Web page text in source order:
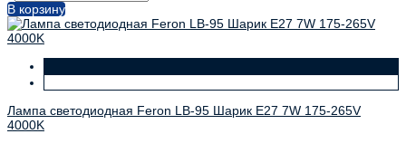
В корзину
Лампа светодиодная Feron LB-95 Шарик E27 7W 175-265V
4000K